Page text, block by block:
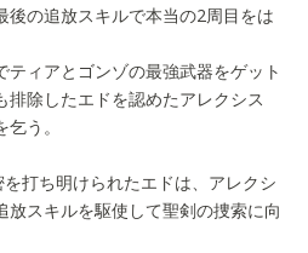
後の追放スキルで本当の2周目をは
ティアとゴンゾの最強武器をゲット
排除したエドを認めたアレクシス
う。
打ち明けられたエドは、アレクシ
放スキルを駆使して聖剣の捜索に向